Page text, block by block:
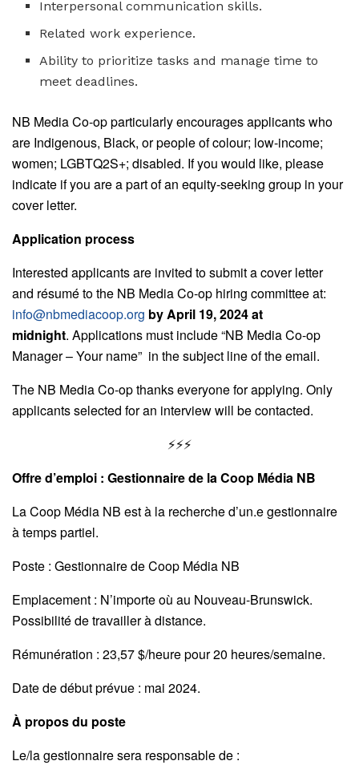
Interpersonal communication skills.
Related work experience.
Ability to prioritize tasks and manage time to
meet deadlines.
NB Media Co-op particularly encourages applicants who
are Indigenous, Black, or people of colour; low-income;
women; LGBTQ2S+; disabled. If you would like, please
indicate if you are a part of an equity-seeking group in your
cover letter.
Application process
Interested applicants are invited to submit a cover letter
and résumé to the NB Media Co-op hiring committee at:
info@nbmediacoop.org by April 19, 2024 at
midnight. Applications must include “NB Media Co-op
Manager – Your name” in the subject line of the email.
The NB Media Co-op thanks everyone for applying. Only
applicants selected for an interview will be contacted.
⚡⚡⚡
Offre d’emploi : Gestionnaire de la Coop Média NB
La Coop Média NB est à la recherche d’un.e gestionnaire
à temps partiel.
Poste : Gestionnaire de Coop Média NB
Emplacement : N’importe où au Nouveau-Brunswick.
Possibilité de travailler à distance.
Rémunération : 23,57 $/heure pour 20 heures/semaine.
Date de début prévue : mai 2024.
À propos du poste
Le/la gestionnaire sera responsable de :